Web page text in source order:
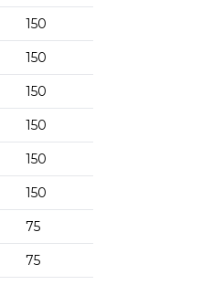
150
150
150
150
150
150
75
75